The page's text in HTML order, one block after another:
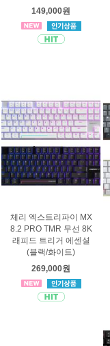
149,000원
체리 엑스트리파이 MX
8.2 PRO TMR 무선 8K
래피드 트리거 에센셜
(블랙/화이트)
269,000원